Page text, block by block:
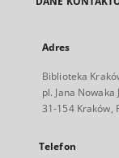
Adres
Biblioteka
pl. Jana
31-154 Kraków,
Telefon